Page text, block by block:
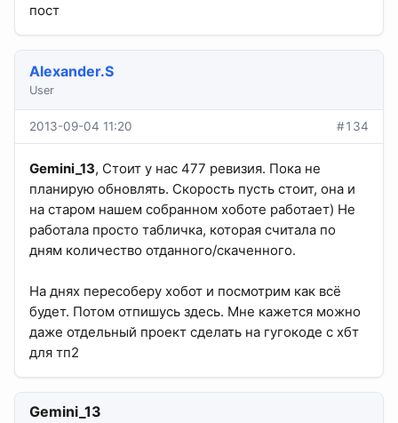
пост
Alexander.S
User
2013-09-04 11:20 #134
Gemini_13, Стоит у нас 477 ревизия. Пока не
планирую обновлять. Скорость пусть стоит, она и
на старом нашем собранном хоботе работает) Не
работала просто табличка, которая считала по
дням количество отданного/скаченного.
На днях пересоберу хобот и посмотрим как всё
будет. Потом отпишусь здесь. Мне кажется можно
даже отдельный проект сделать на гугокоде с хбт
для тп2
Gemini_13